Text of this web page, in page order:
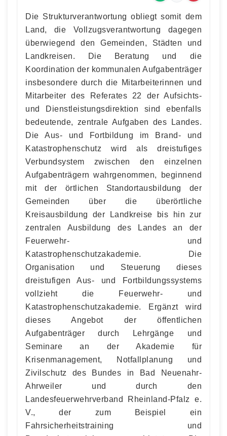
Die Strukturverantwortung obliegt somit dem
Land, die Vollzugsverantwortung dagegen
überwiegend den Gemeinden, Städten und
Landkreisen. Die Beratung und die
Koordination der kommunalen Aufgabenträger
insbesondere durch die Mitarbeiterinnen und
Mitarbeiter des Referates 22 der Aufsichts-
und Dienstleistungsdirektion sind ebenfalls
bedeutende, zentrale Aufgaben des Landes.
Die Aus- und Fortbildung im Brand- und
Katastrophenschutz wird als dreistufiges
Verbundsystem zwischen den einzelnen
Aufgabenträgern wahrgenommen, beginnend
mit der örtlichen Standortausbildung der
Gemeinden über die überörtliche
Kreisausbildung der Landkreise bis hin zur
zentralen Ausbildung des Landes an der
Feuerwehr- und
Katastrophenschutzakademie. Die
Organisation und Steuerung dieses
dreistufigen Aus- und Fortbildungssystems
vollzieht die Feuerwehr- und
Katastrophenschutzakademie. Ergänzt wird
dieses Angebot der öffentlichen
Aufgabenträger durch Lehrgänge und
Seminare an der Akademie für
Krisenmanagement, Notfallplanung und
Zivilschutz des Bundes in Bad Neuenahr-
Ahrweiler und durch den
Landesfeuerwehrverband Rheinland-Pfalz e.
V., der zum Beispiel ein
Fahrsicherheitstraining und